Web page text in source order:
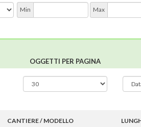
Min Max
OGGETTI PER PAGINA
CANTIERE / MODELLO